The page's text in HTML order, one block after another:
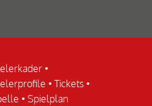
•
• Tickets •
• Spielplan